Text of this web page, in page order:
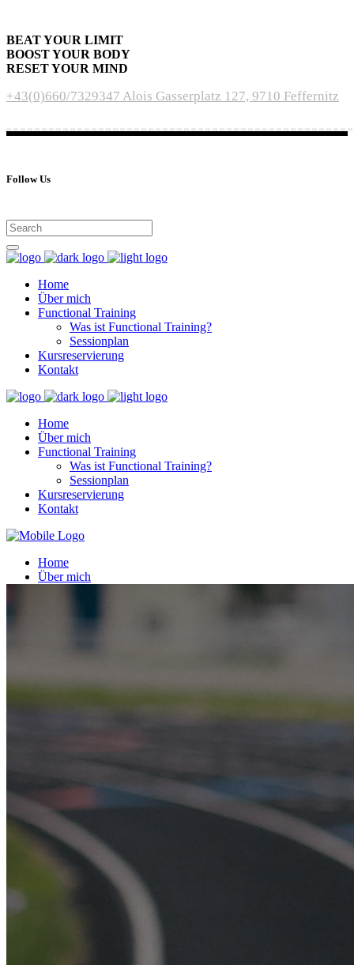
BEAT YOUR LIMIT
BOOST YOUR BODY
RESET YOUR MIND
+43(0)660/7329347 Alois Gasserplatz 127, 9710 Feffernitz
Follow Us
Home
Über mich
Functional Training
Was ist Functional Training?
Sessionplan
Kursreservierung
Kontakt
Home
Über mich
Functional Training
Was ist Functional Training?
Sessionplan
Kursreservierung
Kontakt
Home
Über mich
Sessionplan